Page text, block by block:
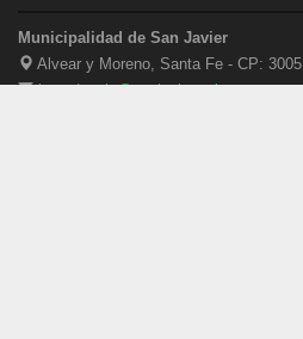
Municipalidad de San Javier
Alvear y Moreno, Santa Fe - CP: 3005
intendencia@sanjavier.gob.ar